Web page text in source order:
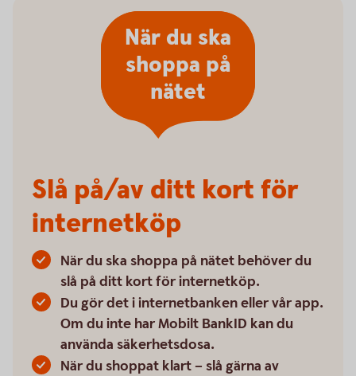
Slå på/av ditt kort för
internetköp
När du ska shoppa på nätet behöver du
slå på ditt kort för internetköp.
Du gör det i internetbanken eller vår app.
Om du inte har Mobilt BankID kan du
använda säkerhetsdosa.
När du shoppat klart – slå gärna av
När du ska
shoppa på
nätet